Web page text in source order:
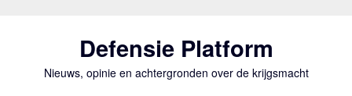
Defensie Platform
Nieuws, opinie en achtergronden over de krijgsmacht